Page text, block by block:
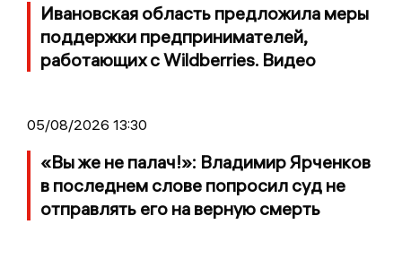
Ивановская область предложила меры
поддержки предпринимателей,
работающих с Wildberries. Видео
05/08/2026 13:30
«Вы же не палач!»: Владимир Ярченков
в последнем слове попросил суд не
отправлять его на верную смерть